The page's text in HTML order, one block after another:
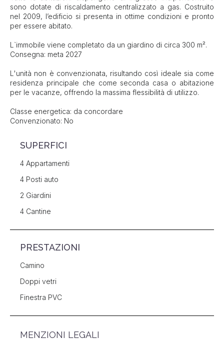
sono dotate di riscaldamento centralizzato a gas. Costruito
nel 2009, l’edificio si presenta in ottime condizioni e pronto
per essere abitato.
L`immobile viene completato da un giardino di circa 300 m².
Consegna: meta 2027
L'unità non è convenzionata, risultando così ideale sia come
residenza principale che come seconda casa o abitazione
per le vacanze, offrendo la massima flessibilità di utilizzo.
Classe energetica: da concordare
Convenzionato: No
SUPERFICI
4 Appartamenti
4 Posti auto
2 Giardini
4 Cantine
PRESTAZIONI
Camino
Doppi vetri
Finestra PVC
MENZIONI LEGALI